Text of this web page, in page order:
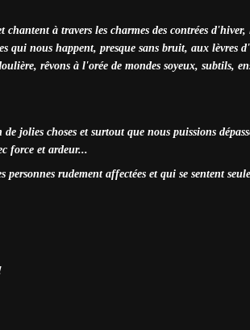
chantent à travers les charmes des contrées d'hiver,
qui nous happent, presque sans bruit, aux
rêvons à l'orée de mondes soyeux, subtils,
jolies choses et surtout que nous puissions
force et ardeur...
personnes rudement affectées et qui se sentent